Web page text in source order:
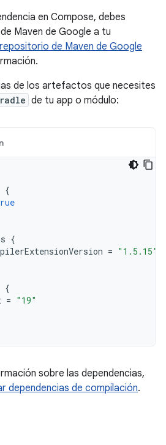
en Compose, debes
Maven de Google a tu
repositorio de Maven de Google
de los artefactos que necesites
de tu app o módulo:
{
{
= "1.5.15"
{
= "19"
sobre las dependencias,
dependencias de compilación.